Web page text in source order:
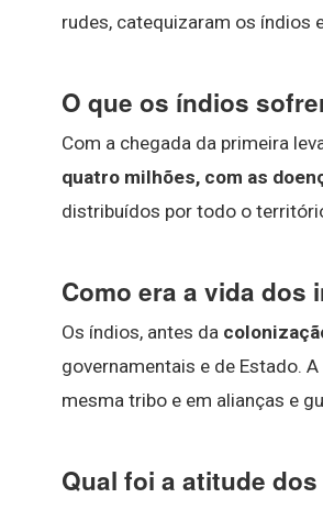
rudes, catequizaram os índios
O que os índios
Com a chegada da primeira
quatro milhões, com as
distribuídos por todo o
Como era a vida dos
Os índios, antes da
governamentais e de Estado.
mesma tribo e em alianças e
Qual foi a atitude